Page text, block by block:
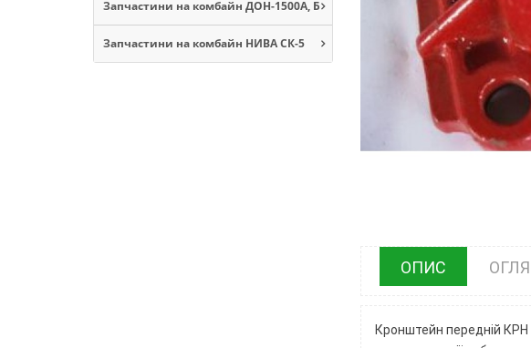
Запчастини на комбайн ДОН-1500А, Б
Запчастини на комбайн НИВА СК-5
ОПИС
Кронштейн передній КРН